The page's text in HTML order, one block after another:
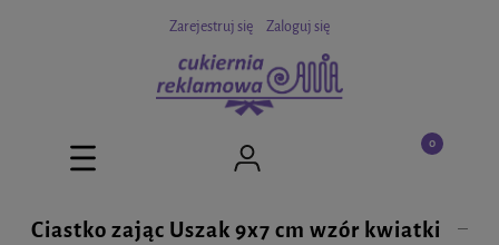
Zarejestruj się Zaloguj się
Ciastko zając Uszak 9x7 cm wzór kwiatki